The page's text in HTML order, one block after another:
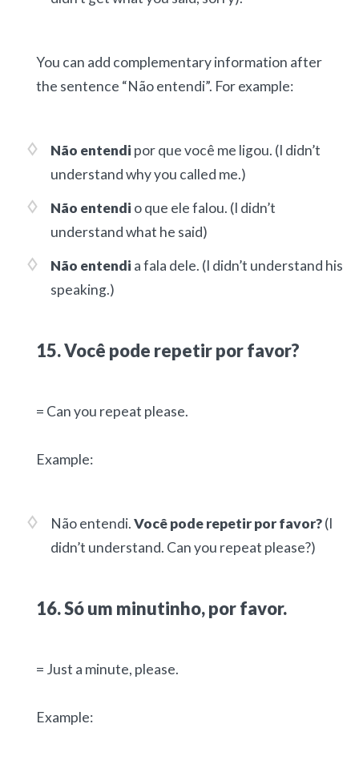
You can add complementary information after
the sentence “Não entendi”. For example:
Não entendi por que você me ligou. (I didn’t
understand why you called me.)
Não entendi o que ele falou. (I didn’t
understand what he said)
Não entendi a fala dele. (I didn’t understand his
speaking.)
15. Você pode repetir por favor?
= Can you repeat please.
Example:
Não entendi.Você pode repetir por favor?(I
didn’t understand. Can you repeat please?)
16. Só um minutinho, por favor.
= Just a minute, please.
Example: